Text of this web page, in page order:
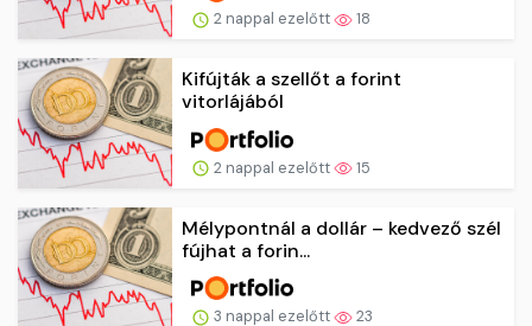
2 nappal ezelőtt 18
Kifújták a szellőt a forint
vitorlájából
2 nappal ezelőtt 15
Mélypontnál a dollár – kedvező szél
fújhat a forin...
3 nappal ezelőtt 23